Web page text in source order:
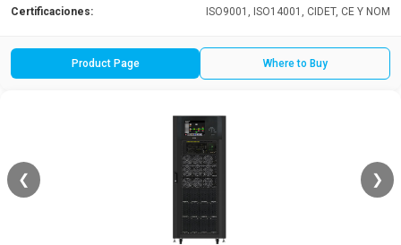
Certificaciones: ISO9001, ISO14001, CIDET, CE Y NOM
Product Page Where to Buy
❮ ❯